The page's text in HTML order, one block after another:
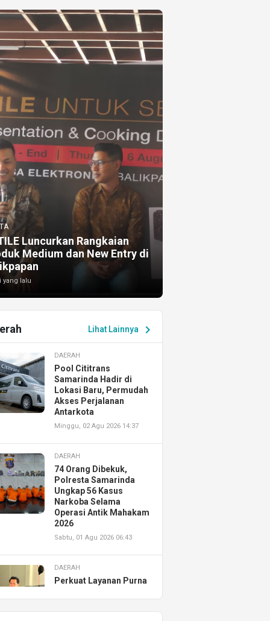
Luncurkan Rangkaian
Medium dan New Entry di
yang lalu
Lihat Lainnya chevron_right
DAERAH
Pool Cititrans
Samarinda Hadir di
Lokasi Baru, Permudah
Akses Perjalanan
Antarkota
Minggu, 02 Agu 2026 14:37
DAERAH
74 Orang Dibekuk,
Polresta Samarinda
Ungkap 56 Kasus
Narkoba Selama
Operasi Antik Mahakam
2026
Sabtu, 01 Agu 2026 06:43
DAERAH
Perkuat Layanan Purna
Resmikan AHASS